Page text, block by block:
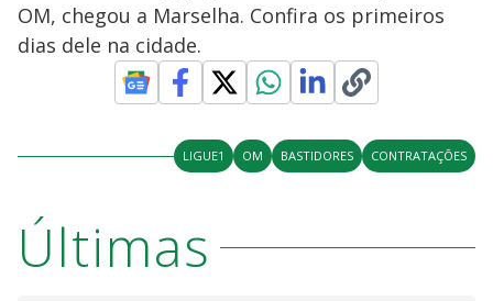
OM, chegou a Marselha. Confira os primeiros
dias dele na cidade.
LIGUE1 OM BASTIDORES CONTRATAÇÕES
Últimas